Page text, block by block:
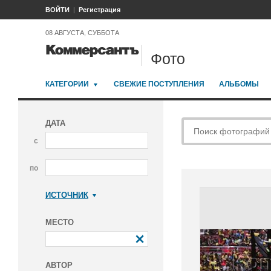
ВОЙТИ Регистрация
08 АВГУСТА, СУББОТА
Фото
КАТЕГОРИИ СВЕЖИЕ ПОСТУПЛЕНИЯ АЛЬБОМЫ
ДАТА
с
по
ИСТОЧНИК
МЕСТО
АВТОР